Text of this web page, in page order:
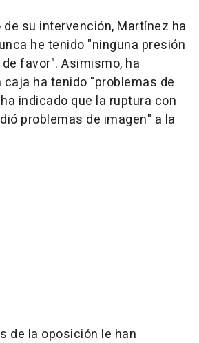
su intervención, Martínez ha
he tenido "ninguna presión
favor". Asimismo, ha
ha tenido "problemas de
indicado que la ruptura con
problemas de imagen" a la
de la oposición le han